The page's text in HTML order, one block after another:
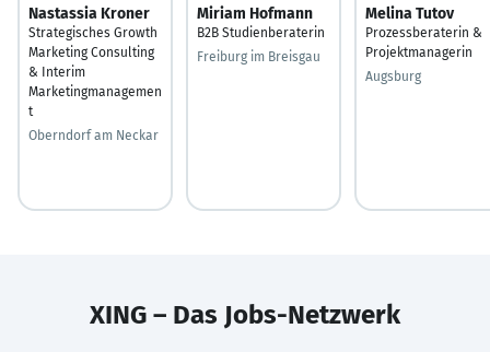
Nastassia Kroner
Strategisches Growth
Marketing Consulting
& Interim
Marketingmanagemen
t
Oberndorf am Neckar
Miriam Hofmann
B2B Studienberaterin
Freiburg im Breisgau
Melina Tutov
Prozessberaterin &
Projektmanagerin
Augsburg
XING – Das Jobs-Netzwerk